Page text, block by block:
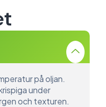
på oljan.
under
och texturen.